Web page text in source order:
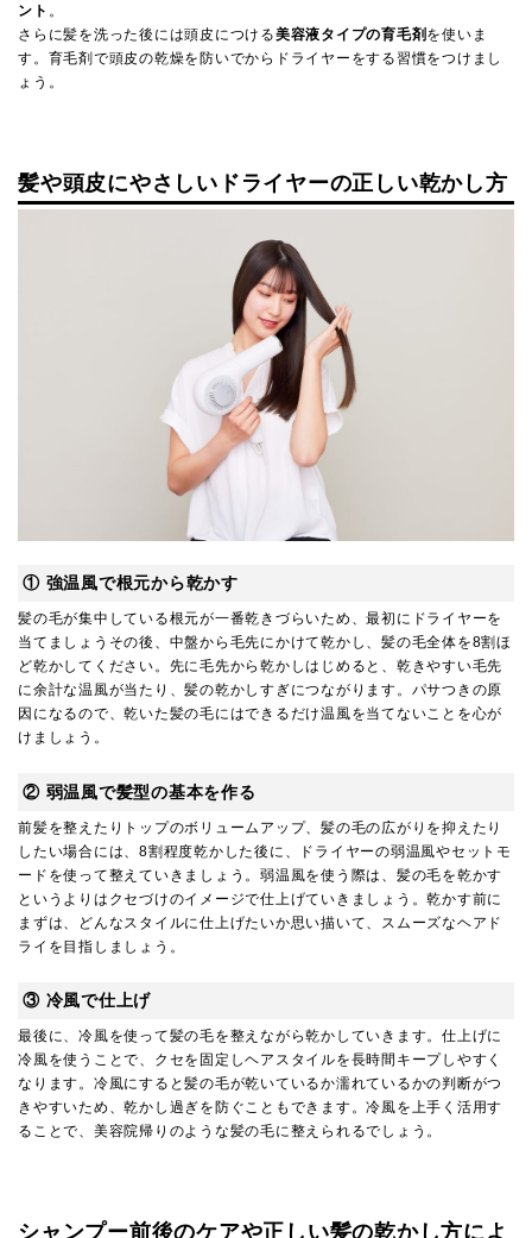
ント 。
さらに髪を洗った後には頭皮につける美容液タイプの育毛剤 を使いま
す。育毛剤で頭皮の乾燥を防いでからドライヤーをする習慣をつけまし
ょう。
髪や頭皮にやさしいドライヤーの正しい乾かし方
① 強温風で根元から乾かす
髪の毛が集中している根元が一番乾きづらいため、最初にドライヤーを
当てましょうその後、中盤から毛先にかけて乾かし、髪の毛全体を8割ほ
ど乾かしてください。先に毛先から乾かしはじめると、乾きやすい毛先
に余計な温風が当たり、髪の乾かしすぎにつながります。パサつきの原
因になるので、乾いた髪の毛にはできるだけ温風を当てないことを心が
けましょう。
② 弱温風で髪型の基本を作る
前髪を整えたりトップのボリュームアップ、髪の毛の広がりを抑えたり
したい場合には、 8割程度乾かした後に、ドライヤーの弱温風やセットモ
ードを使って整えていきましょう。弱温風を使う際は、髪の毛を乾かす
というよりはクセづけのイメージで仕上げていきましょう。乾かす前に
まずは、どんなスタイルに仕上げたいか思い描いて、スムーズなヘアド
ライを目指しましょう。
③ 冷風で仕上げ
最後に、冷風を使って髪の毛を整えながら乾かしていきます。仕上げに
冷風を使うことで、クセを固定しヘアスタイルを長時間キープしやすく
なります。冷風にすると髪の毛が乾いているか濡れているかの判断がつ
きやすいため、乾かし過ぎを防ぐこともできます。冷風を上手く活用す
ることで、美容院帰りのような髪の毛に整えられるでしょう。
シャンプー前後のケアや正しい髪の乾かし方によ